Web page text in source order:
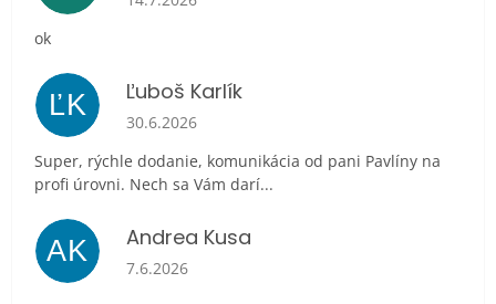
ok
ĽK Ľuboš Karlík
Hodnotenie obchodu je 5 z 5 hviezdičiek.
30.6.2026
Super, rýchle dodanie, komunikácia od pani Pavlíny na
profi úrovni. Nech sa Vám darí...
AK Andrea Kusa
Hodnotenie obchodu je 5 z 5 hviezdičiek.
7.6.2026